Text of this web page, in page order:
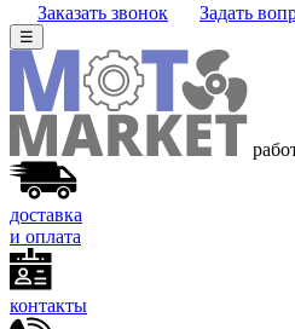
Заказать звонок Задать
☰
доставка
и оплата
контакты